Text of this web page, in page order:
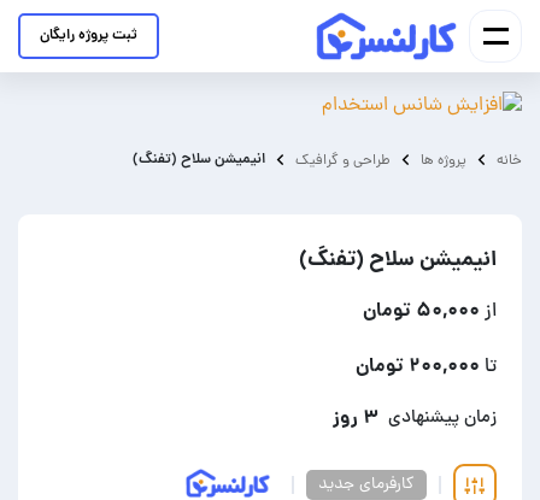
ثبت پروژه رایگان
خانه پروژه ها طراحی و گرافیک انیمیشن سلاح (تفنگ)
انیمیشن سلاح (تفنگ)
از ۵۰,۰۰۰ تومان
تا ۲۰۰,۰۰۰ تومان
زمان پیشنهادی ۳ روز
کارفرمای جدید